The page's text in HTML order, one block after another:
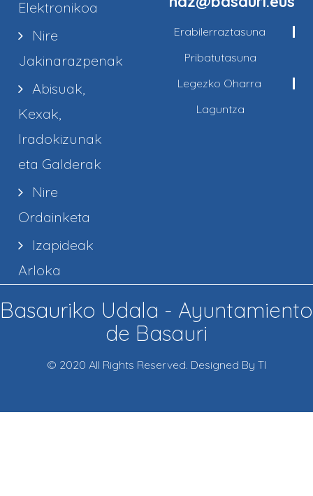
Elektronikoa
Nire
Jakinarazpenak
Abisuak,
Kexak,
Iradokizunak
eta Galderak
Nire
Ordainketa
Izapideak
Arloka
Erabilerraztasuna
Pribatutasuna
Legezko Oharra
Laguntza
Basauriko Udala - Ayuntamiento
de Basauri
© 2020 All Rights Reserved. Designed By TI